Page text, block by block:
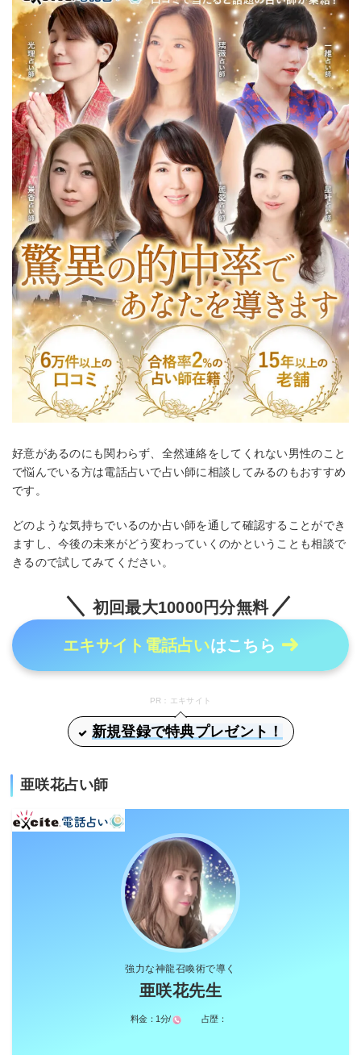
好意があるのにも関わらず、全然連絡をしてくれない男性のこと
で悩んでいる方は電話占いで占い師に相談してみるのもおすすめ
です。
どのような気持ちでいるのか占い師を通して確認することができ
ますし、今後の未来がどう変わっていくのかということも相談で
きるので試してみてください。
初回最大10000円分無料
エキサイト電話占いはこちら
PR：エキサイト
新規登録で特典プレゼント！
亜咲花占い師
強力な神龍召喚術で導く
亜咲花先生
料金： 1分/ 占歴：